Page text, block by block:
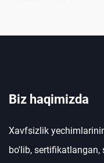
Biz haqimizda
Xavfsizlik
bo'lib,